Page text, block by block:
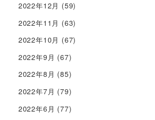
2022年12月 (59)
2022年11月 (63)
2022年10月 (67)
2022年9月 (67)
2022年8月 (85)
2022年7月 (79)
2022年6月 (77)